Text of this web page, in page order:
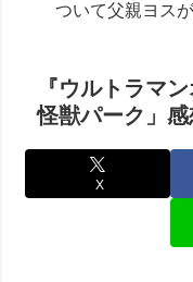
ついて父親ヨス
『ウルトラマ
怪獣パーク」
X